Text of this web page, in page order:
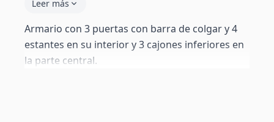
Leer más
Armario con 3 puertas con barra de colgar y 4
estantes en su interior y 3 cajones inferiores en
la parte central.